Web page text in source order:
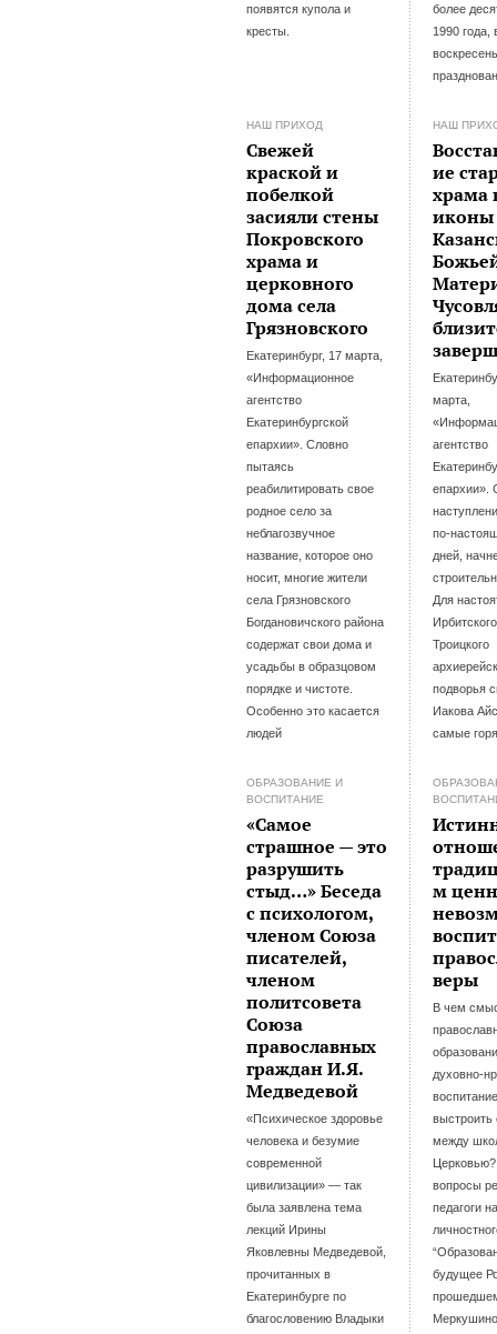
появятся купола и
кресты.
более
1990 года,
НАШ ПРИХОД
Свежей
краской и
побелкой
засияли стены
Покровского
храма и
церковного
дома села
Грязновского
Екатеринбург, 17 марта,
«Информационное
агентство
Екатеринбургской
епархии». Словно
пытаясь
реабилитировать свое
родное село за
неблагозвучное
название, которое оно
носит, многие жители
села Грязновского
Богдановичского района
содержат свои дома и
усадьбы в образцовом
порядке и чистоте.
Особенно это касается
людей
НАШ
ие
храма
иконы
марта,
агентство
епархии».
по-
дней,
Для
Троицкого
подворья
Иакова
самые
ОБРАЗОВАНИЕ И
ВОСПИТАНИЕ
«Самое
страшное — это
разрушить
стыд…» Беседа
с психологом,
членом Союза
писателей,
членом
политсовета
Союза
православных
граждан И.Я.
Медведевой
«Психическое здоровье
человека и безумие
современной
цивилизации» — так
была заявлена тема
лекций Ирины
Яковлевны Медведевой,
прочитанных в
Екатеринбурге по
благословению Владыки
м
веры
В чем
духовно-
выстроить
между
вопросы
педагоги
будущее